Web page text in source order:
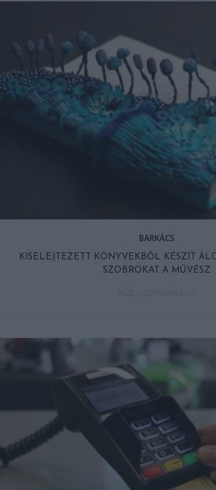
BARKÁCS
KISELEJTEZETT KÖNYVEKBŐL KÉSZÍT
SZOBROKAT A MŰVÉSZ